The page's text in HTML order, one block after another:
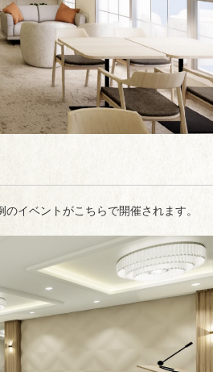
イベントがこちらで開催されます。